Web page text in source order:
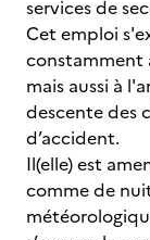
services de
Cet emploi
constamment
mais aussi à
descente des
d’accident.
Il(elle) est
comme de